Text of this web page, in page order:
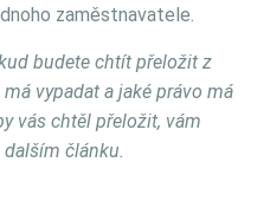
zaměstnavatele.
budete chtít přeložit z
vypadat a jaké právo má
vás chtěl přeložit, vám
článku.